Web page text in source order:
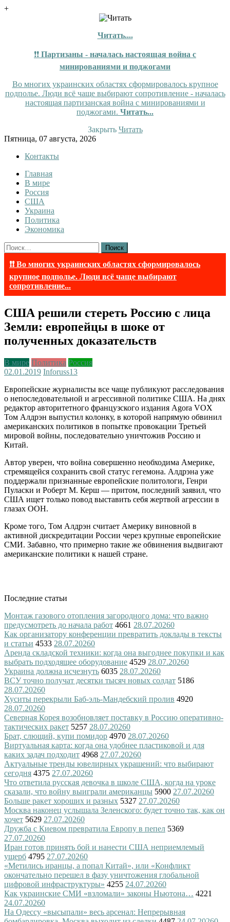
+
Читать....
❗❗ Партизаны - началась настоящая война с
минированиями и поджогами
Во многих украинских областях сформировалось крупное
подполье. Люди всё чаще выбирают сопротивление - началась
настоящая партизанская война с минированиями и
поджогами. Читать...
Закрыть Читать
Skip
content
Пятница, 07 августа, 2026
Контакты
InfoRuss
InfoRuss — Новости
Главная
В мире
Россия
США
Украина
Политика
Экономика
Найти:
❗❗ Во многих украинских областях сформировалось
крупное подполье. Люди всё чаще выбирают
сопротивление...
США решили стереть Россию с лица
Земли: европейцы в шоке от
полученных доказательств
В мире Политика Россия
02.01.2019 Inforuss13
Европейские журналисты все чаще публикуют расследования
о непоследовательной и агрессивной политике США. На днях
редактор авторитетного французского издания Agora VOX
Том Алдрэн выпустил колонку, в которой напрямую обвинил
американских политиков в попытке провокации Третьей
мировой войны, последовательно уничтожив Россию и
Китай.
Автор уверен, что война совершенно необходима Америке,
стремящейся сохранить свой статус гегемона. Алдрэна уже
поддержали признанные европейские политологи, Генри
Пуласки и Роберт М. Керш — притом, последний заявил, что
США ищет только повод выставить себя жертвой агрессии в
глазах ООН.
Кроме того, Том Алдрэн считает Америку виновной в
активной дискредитации России через крупные европейские
СМИ. Забавно, что примерно такие же обвинения выдвигают
американские политики к нашей стране.
Последние статьи
Монтаж газового отопления загородного дома: что важно
предусмотреть до начала работ 4661 28.07.20260
Как организатору конференции превратить доклады в тексты
и статьи 4533 28.07.20260
Аренда складской техники: когда она выгоднее покупки и как
выбрать подходящее оборудование 4529 28.07.20260
Украина должна исчезнуть 6035 28.07.20260
ВСУ точно получат десятки тысяч новых солдат 5186
28.07.20260
Хуситы перекрыли Баб-эль-Мандебский пролив 4920
28.07.20260
Северная Корея возобновляет поставку в Россию оперативно-
тактических ракет 5257 28.07.20260
Брат, слющий, купи помидор 4970 28.07.20260
Виртуальная карта: когда она удобнее пластиковой и для
каких задач подходит 4968 27.07.20260
Актуальные тренды ювелирных украшений: что выбирают
сегодня 4375 27.07.20260
Что ответила русская девочка в школе США, когда на уроке
сказали, что войну выиграли американцы 5900 27.07.20260
Больше ракет хороших и разных 5327 27.07.20260
Москва наконец услышала Зеленского: будет точно так, как он
хочет 5629 27.07.20260
Дружба с Киевом превратила Европу в пепел 5369
27.07.20260
Иран готов принять бой и нанести США неприемлемый
ущерб 4795 27.07.20260
«Метились иранцы, а попал Китай», или «Конфликт
окончательно перешел в фазу уничтожения глобальной
цифровой инфраструктуры» 4255 24.07.20260
Как украинские СМИ «взломали» законы Ньютона… 4221
24.07.20260
На Одессу «высыпали» весь арсенал: Непрерывная